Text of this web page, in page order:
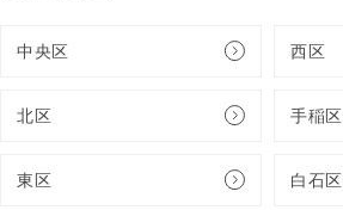
中央区 西区
北区 手稲区
東区 白石区